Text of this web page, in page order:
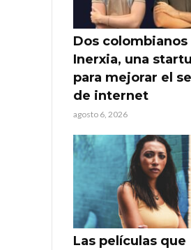
Dos colombianos
Inerxia, una
para mejorar el
de internet
agosto 6, 2026
Las películas que